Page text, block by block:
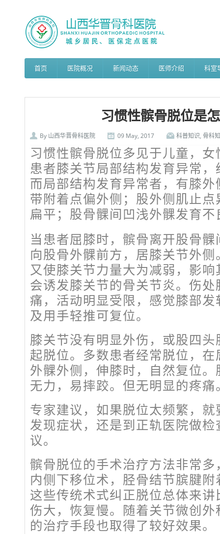
首页 医院概况 新闻动态 医师介绍 科室
习惯性髌骨脱位是
By 山西华晋骨科医院 09 May, 2017 科普知识, 骨科
习惯性髌骨脱位多见于儿童，
患者膝关节局部结构发育异常
而局部结构发育异常者，有膝
带附着点偏外侧；股外侧肌止
扁平；股骨髁间凹浅外髁发育
当患者屈膝时，髌骨离开股骨
向股骨外髁前方，居膝关节外
又使膝关节力量大为减弱，影
会诱发膝关节的骨关节炎。伤
痛，活动明显受限，感觉膝部
及用手轻推可复位。
膝关节没有明显外伤，或股四
起脱位。多数患者经常脱位，
外髁外侧，伸膝时，自然复位
无力，易摔跤。但无明显的疼痛
专家建议，如果脱位太频繁，
发现症状，还是到正轨医院做
议。
髌骨脱位的手术治疗方法非常
内侧下移位术，胫骨结节膑腱
这些传统术式纠正脱位总体来
伤大，恢复慢。随着关节微创
的治疗手段也取得了较好效果。